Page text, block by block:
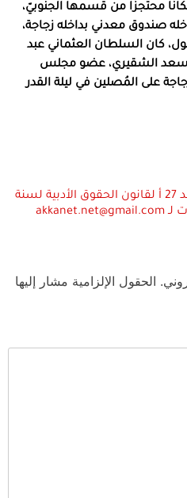
محتجزًا من قسمها الجنوبيّ،
صندوق معدني بداخله زجاجة،
كان السلطان العثماني عبد
أسعد الشقيري، عضو مجلس
على المُصلين في ليلة القدر
استعمال المضامين بموجب بند 27 أ لقانون الحقوق الأدبية لسنة
الحقول الإلزامية مشار إليها